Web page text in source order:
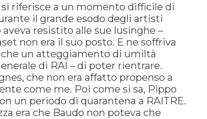
riferisce a un momento difficile di
il grande esodo degli artisti
resistito alle sue lusinghe –
non era il suo posto. E ne soffriva
un atteggiamento di umiltà
di RAI – di poter rientrare.
che non era affatto propenso a
come me. Poi come si sa, Pippo
un periodo di quarantena a RAITRE.
era che Baudo non poteva che